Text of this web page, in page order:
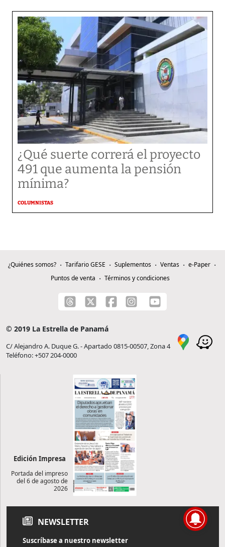
¿Qué suerte correrá el proyecto
491 que aumenta la pensión
mínima?
COLUMNISTAS
¿Quiénes somos? Tarifario GESE Suplementos Ventas
e-Paper
Puntos de venta
Términos y condiciones
© 2019 La Estrella de Panamá
C/ Alejandro A. Duque G. - Apartado 0815-00507, Zona 4
Teléfono: +507 204-0000
Edición Impresa
Portada del impreso
del 6 de agosto de
2026
NEWSLETTER
Suscríbase a nuestro newsletter